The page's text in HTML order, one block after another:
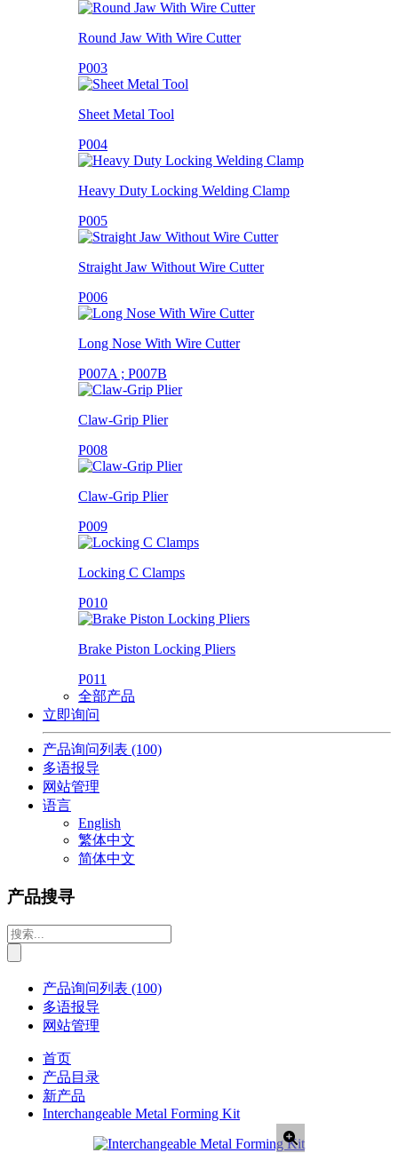
Round Jaw With Wire Cutter
P003
Sheet Metal Tool
P004
Heavy Duty Locking Welding Clamp
P005
Straight Jaw Without Wire Cutter
P006
Long Nose With Wire Cutter
P007A ; P007B
Claw-Grip Plier
P008
Claw-Grip Plier
P009
Locking C Clamps
P010
Brake Piston Locking Pliers
P011
全部产品
立即询问
产品询问列表 (100)
多语报导
网站管理
语言
English
繁体中文
简体中文
产品搜寻
产品询问列表 (100)
多语报导
网站管理
首页
产品目录
新产品
Interchangeable Metal Forming Kit